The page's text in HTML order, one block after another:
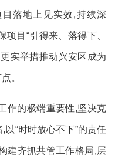
落地上见实效,持续深
项目“引得来、落得下、
实举措推动兴安区成为
。
作的极端重要性,坚决克
“时时放心不下”的责任
建齐抓共管工作格局,层